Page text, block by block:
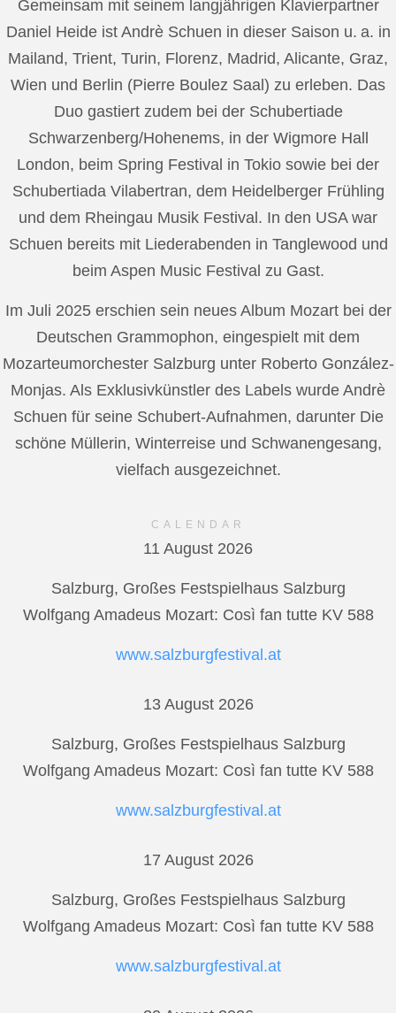
Gemeinsam mit seinem langjährigen Klavierpartner
Daniel Heide ist Andrè Schuen in dieser Saison u. a. in
Mailand, Trient, Turin, Florenz, Madrid, Alicante, Graz,
Wien und Berlin (Pierre Boulez Saal) zu erleben. Das
Duo gastiert zudem bei der Schubertiade
Schwarzenberg/Hohenems, in der Wigmore Hall
London, beim Spring Festival in Tokio sowie bei der
Schubertiada Vilabertran, dem Heidelberger Frühling
und dem Rheingau Musik Festival. In den USA war
Schuen bereits mit Liederabenden in Tanglewood und
beim Aspen Music Festival zu Gast.
Im Juli 2025 erschien sein neues Album Mozart bei der
Deutschen Grammophon, eingespielt mit dem
Mozarteumorchester Salzburg unter Roberto González-
Monjas. Als Exklusivkünstler des Labels wurde Andrè
Schuen für seine Schubert-Aufnahmen, darunter Die
schöne Müllerin, Winterreise und Schwanengesang,
vielfach ausgezeichnet.
CALENDAR
11 August 2026
Salzburg, Großes Festspielhaus Salzburg
Wolfgang Amadeus Mozart: Così fan tutte KV 588
www.salzburgfestival.at
13 August 2026
Salzburg, Großes Festspielhaus Salzburg
Wolfgang Amadeus Mozart: Così fan tutte KV 588
www.salzburgfestival.at
17 August 2026
Salzburg, Großes Festspielhaus Salzburg
Wolfgang Amadeus Mozart: Così fan tutte KV 588
www.salzburgfestival.at